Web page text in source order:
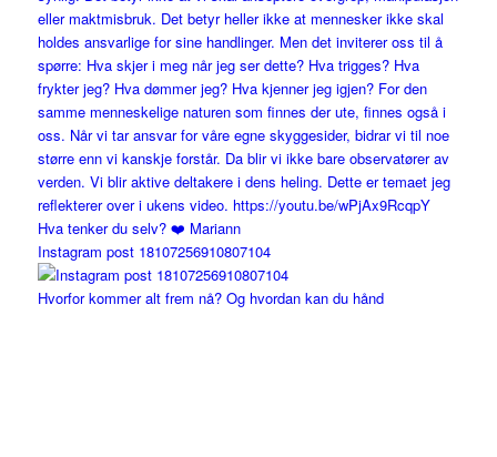
Instagram post 18107256910807104
Hvorfor kommer alt frem nå? Og hvordan kan du hånd